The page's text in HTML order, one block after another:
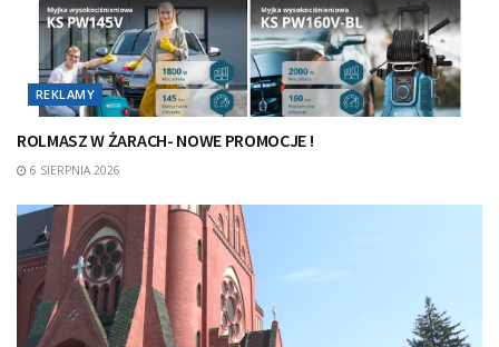
REKLAMY
ROLMASZ W ŻARACH- NOWE PROMOCJE !
6 SIERPNIA 2026